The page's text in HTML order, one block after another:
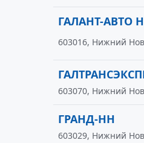
ГАЛАНТ-АВТО
603016, Нижний
603070, Нижний
ГРАНД-НН
603029, Нижний